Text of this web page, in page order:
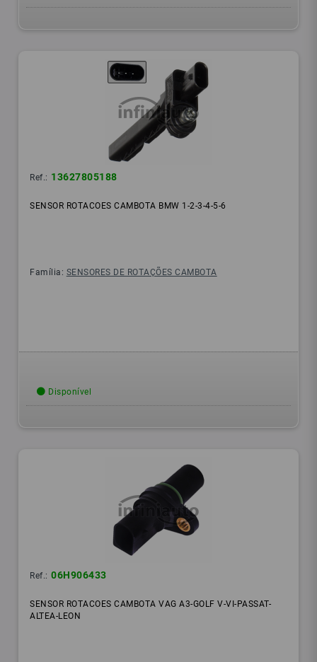
Ref.: 13627805188
SENSOR ROTACOES CAMBOTA BMW 1-2-3-4-5-6
Família: SENSORES DE ROTAÇÕES CAMBOTA
Disponível
Ref.: 06H906433
SENSOR ROTACOES CAMBOTA VAG A3-GOLF V-VI-PASSAT-
ALTEA-LEON